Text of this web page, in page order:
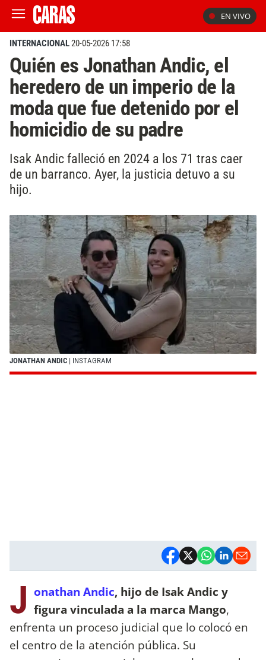
EN VIVO
INTERNACIONAL20-05-2026 17:58
Quién es Jonathan Andic, el
heredero de un imperio de la
moda que fue detenido por el
homicidio de su padre
Isak Andic falleció en 2024 a los 71 tras caer
de un barranco. Ayer, la justicia detuvo a su
hijo.
JONATHAN ANDIC | INSTAGRAM
J onathan Andic, hijo de Isak Andic y
figura vinculada a la marca Mango,
enfrenta un proceso judicial que lo colocó en
el centro de la atención pública. Su